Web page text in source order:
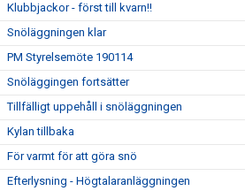
Klubbjackor - först till kvarn!!
Snöläggningen klar
PM Styrelsemöte 190114
Snöläggingen fortsätter
Tillfälligt uppehåll i snöläggningen
Kylan tillbaka
För varmt för att göra snö
Efterlysning - Högtalaranläggningen